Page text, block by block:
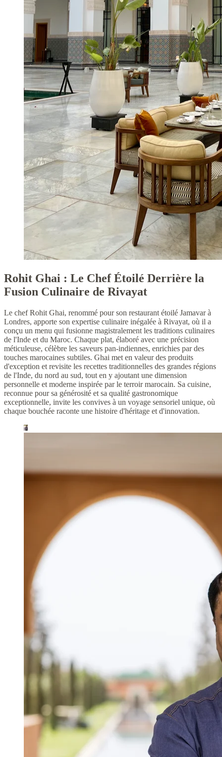
Rohit Ghai : Le Chef Étoilé Derrière la
Fusion Culinaire de Rivayat
Le chef Rohit Ghai, renommé pour son restaurant étoilé Jamavar à
Londres, apporte son expertise culinaire inégalée à Rivayat, où il a
conçu un menu qui fusionne magistralement les traditions culinaires
de l'Inde et du Maroc. Chaque plat, élaboré avec une précision
méticuleuse, célèbre les saveurs pan-indiennes, enrichies par des
touches marocaines subtiles. Ghai met en valeur des produits
d'exception et revisite les recettes traditionnelles des grandes régions
de l'Inde, du nord au sud, tout en y ajoutant une dimension
personnelle et moderne inspirée par le terroir marocain. Sa cuisine,
reconnue pour sa générosité et sa qualité gastronomique
exceptionnelle, invite les convives à un voyage sensoriel unique, où
chaque bouchée raconte une histoire d'héritage et d'innovation.